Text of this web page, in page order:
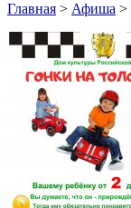
Главная > Афиша >